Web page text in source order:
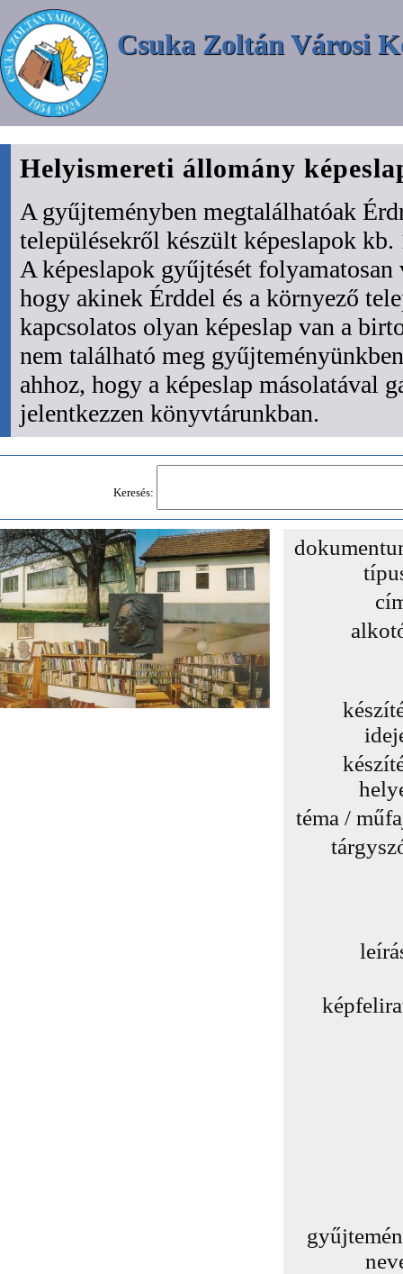
Csuka Zoltán Városi
Helyismereti állomány
A gyűjteményben megtalálhatóak
településekről készült képeslapok
A képeslapok gyűjtését
hogy akinek Érddel és a környező
kapcsolatos olyan képeslap van a
nem található meg
ahhoz, hogy a képeslap másolatával
jelentkezzen könyvtárunkban.
Keresés:
téma /